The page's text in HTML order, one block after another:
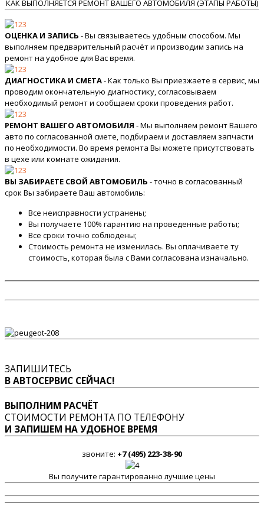
КАК ВЫПОЛНЯЕТСЯ РЕМОНТ ВАШЕГО АВТОМОБИЛЯ (ЭТАПЫ РАБОТЫ)
ОЦЕНКА И ЗАПИСЬ - Вы связываетесь удобным способом. Мы
выполняем предварительный расчёт и производим запись на
ремонт на удобное для Вас время.
ДИАГНОСТИКА И СМЕТА- Как только Вы приезжаете в сервис, мы
проводим окончательную диагностику, согласовываем
необходимый ремонт и сообщаем сроки проведения работ.
РЕМОНТ ВАШЕГО АВТОМОБИЛЯ - Мы выполняем ремонт Вашего
авто по согласованной смете, подбираем и доставляем запчасти
по необходимости. Во время ремонта Вы можете присутствовать
в цехе или комнате ожидания.
ВЫ ЗАБИРАЕТЕ СВОЙ АВТОМОБИЛЬ - точно в согласованный
срок Вы забираете Ваш автомобиль:
Все неисправности устранены;
Вы получаете 100% гарантию на проведенные работы;
Все сроки точно соблюдены;
Стоимость ремонта не изменилась. Вы оплачиваете ту
стоимость, которая была с Вами согласована изначально.
ЗАПИШИТЕСЬ
В АВТОСЕРВИС СЕЙЧАС!
ВЫПОЛНИМ РАСЧЁТ
СТОИМОСТИ РЕМОНТА ПО ТЕЛЕФОНУ
И ЗАПИШЕМ НА УДОБНОЕ ВРЕМЯ
звоните: +7 (495) 223-38-90
Вы получите гарантированно лучшие цены